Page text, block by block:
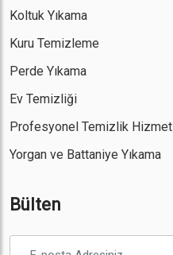
Koltuk Yıkama
Kuru Temizleme
Perde Yıkama
Ev Temizliği
Profesyonel Temizlik
Yorgan ve Battaniye Yıkama
Bülten